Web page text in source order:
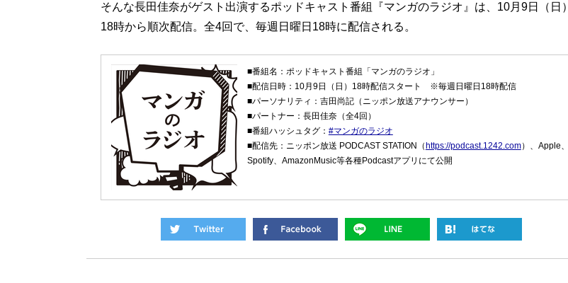
そんな長田佳奈がゲスト出演するポッドキャスト番組『マンガのラジオ』は、10月9日（日）
18時から順次配信。全4回で、毎週日曜日18時に配信される。
■番組名：ポッドキャスト番組「マンガのラジオ」
■配信日時：10月9日（日）18時配信スタート ※毎週日曜日18時配信
■パーソナリティ：吉田尚記（ニッポン放送アナウンサー）
■パートナー：長田佳奈（全4回）
■番組ハッシュタグ： #マンガのラジオ
■配信先：ニッポン放送 PODCAST STATION（https://podcast.1242.com）、Apple、
Spotify、AmazonMusic等各種Podcastアプリにて公開